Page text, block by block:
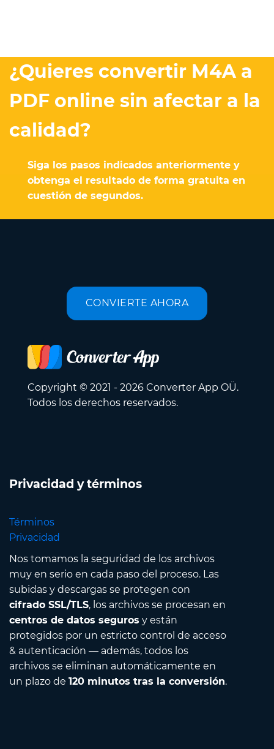
¿Quieres convertir M4A a
PDF online sin afectar a la
calidad?
Siga los pasos indicados anteriormente y
obtenga el resultado de forma gratuita en
cuestión de segundos.
CONVIERTE AHORA
Copyright © 2021 - 2026 Converter App OÜ.
Todos los derechos reservados.
Privacidad y términos
Términos
Privacidad
Nos tomamos la seguridad de los archivos
muy en serio en cada paso del proceso. Las
subidas y descargas se protegen con
cifrado SSL/TLS, los archivos se procesan en
centros de datos seguros y están
protegidos por un estricto control de acceso
& autenticación — además, todos los
archivos se eliminan automáticamente en
un plazo de 120 minutos tras la conversión.